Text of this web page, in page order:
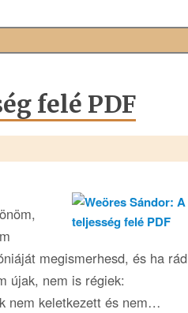
felé PDF
megismerhesd, és ha rád
újak, nem is régiek:
nem keletkezett és nem…